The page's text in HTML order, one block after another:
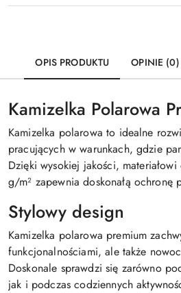
OPIS PRODUKTU OPINIE (0)
Kamizelka Polarowa
Kamizelka polarowa to idealne
pracujących w warunkach, gdzie
Dzięki wysokiej jakości,
g/m² zapewnia doskonałą ochronę
Stylowy design
Kamizelka polarowa premium
funkcjonalnościami, ale także
Doskonale sprawdzi się zarówno
jak i podczas codziennych